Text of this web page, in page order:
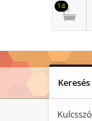
14
Keresés
Kulcsszó